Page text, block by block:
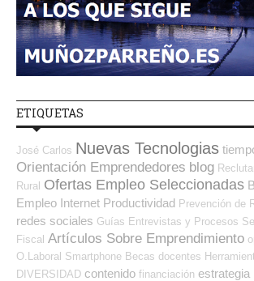
ETIQUETAS
José Carlos Nuevas Tecnologias
Orientación Emprendedores blog
Rural Ofertas Empleo Seleccionadas
Empleo Internet Productividad Prevención de
redes sociales Guías Entrevistas y Procesos
Fiscal Artículos Sobre Emprendimiento
O.Laboral Smartphone Becas docentes
DIVERSIDAD contenido financiación estrategia